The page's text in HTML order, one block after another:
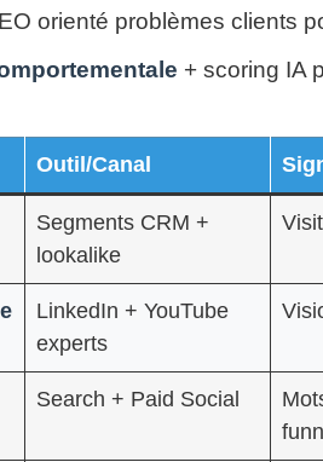
orienté problèmes clients
+ scoring IA
Outil/Canal
Segments CRM +
lookalike
LinkedIn + YouTube
experts
Search + Paid Social